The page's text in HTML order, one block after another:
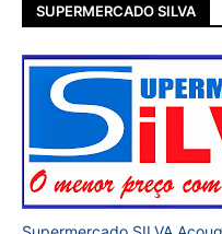
SUPERMERCADO SILVA